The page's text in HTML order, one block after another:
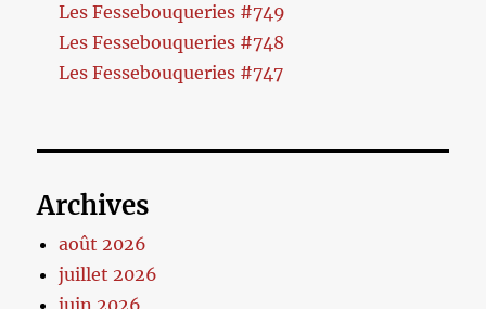
Les Fessebouqueries #749
Les Fessebouqueries #748
Les Fessebouqueries #747
Archives
août 2026
juillet 2026
juin 2026